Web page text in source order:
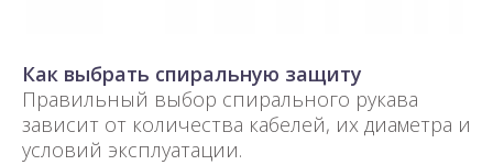
Как выбрать спиральную защиту
Правильный выбор спирального рукава
зависит от количества кабелей, их диаметра и
условий эксплуатации.